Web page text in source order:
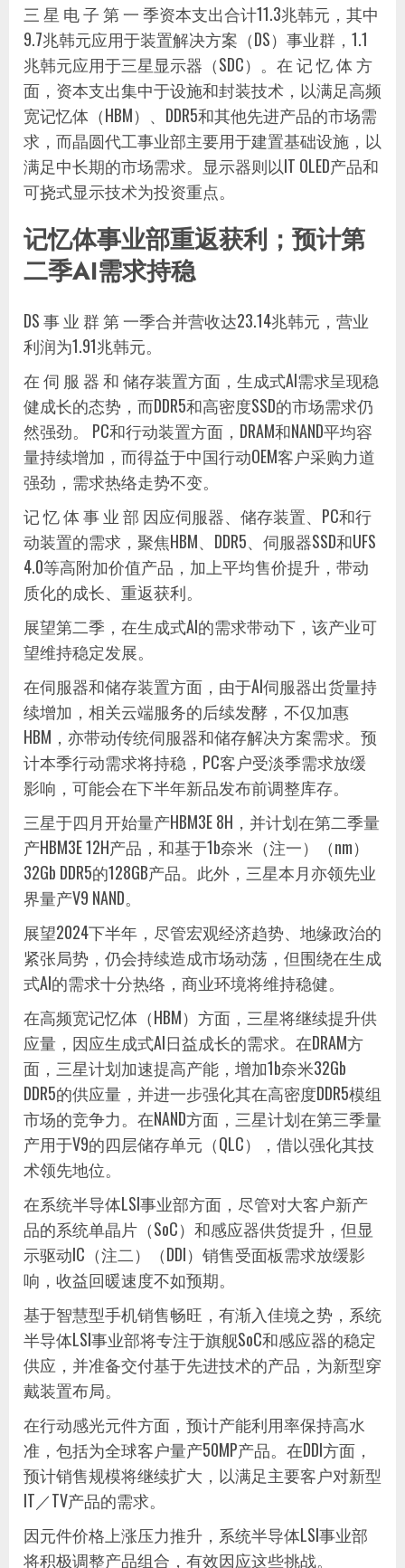
三 星 电 子 第 一 季资本支出合计11.3兆韩元，其中
9.7兆韩元应用于装置解决方案（DS）事业群，1.1
兆韩元应用于三星显示器（SDC）。在 记 忆 体 方
面，资本支出集中于设施和封装技术，以满足高频
宽记忆体（HBM）、DDR5和其他先进产品的市场需
求，而晶圆代工事业部主要用于建置基础设施，以
满足中长期的市场需求。显示器则以IT OLED产品和
可挠式显示技术为投资重点。
记忆体事业部重返获利；预计第
二季AI需求持稳
DS 事 业 群 第 一季合并营收达23.14兆韩元，营业
利润为1.91兆韩元。
在 伺 服 器 和 储存装置方面，生成式AI需求呈现稳
健成长的态势，而DDR5和高密度SSD的市场需求仍
然强劲。 PC和行动装置方面，DRAM和NAND平均容
量持续增加，而得益于中国行动OEM客户采购力道
强劲，需求热络走势不变。
记 忆 体 事 业 部 因应伺服器、储存装置、PC和行
动装置的需求，聚焦HBM、DDR5、伺服器SSD和UFS
4.0等高附加价值产品，加上平均售价提升，带动
质化的成长、重返获利。
展望第二季，在生成式AI的需求带动下，该产业可
望维持稳定发展。
在伺服器和储存装置方面，由于AI伺服器出货量持
续增加，相关云端服务的后续发酵，不仅加惠
HBM，亦带动传统伺服器和储存解决方案需求。预
计本季行动需求将持稳，PC客户受淡季需求放缓
影响，可能会在下半年新品发布前调整库存。
三星于四月开始量产HBM3E 8H，并计划在第二季量
产HBM3E 12H产品，和基于1b奈米（注一）（nm）
32Gb DDR5的128GB产品。此外，三星本月亦领先业
界量产V9 NAND。
展望2024下半年，尽管宏观经济趋势、地缘政治的
紧张局势，仍会持续造成市场动荡，但围绕在生成
式AI的需求十分热络，商业环境将维持稳健。
在高频宽记忆体（HBM）方面，三星将继续提升供
应量，因应生成式AI日益成长的需求。在DRAM方
面，三星计划加速提高产能，增加1b奈米32Gb
DDR5的供应量，并进一步强化其在高密度DDR5模组
市场的竞争力。在NAND方面，三星计划在第三季量
产用于V9的四层储存单元（QLC），借以强化其技
术领先地位。
在系统半导体LSI事业部方面，尽管对大客户新产
品的系统单晶片（SoC）和感应器供货提升，但显
示驱动IC（注二）（DDI）销售受面板需求放缓影
响，收益回暖速度不如预期。
基于智慧型手机销售畅旺，有渐入佳境之势，系统
半导体LSI事业部将专注于旗舰SoC和感应器的稳定
供应，并准备交付基于先进技术的产品，为新型穿
戴装置布局。
在行动感光元件方面，预计产能利用率保持高水
准，包括为全球客户量产50MP产品。在DDI方面，
预计销售规模将继续扩大，以满足主要客户对新型
IT／TV产品的需求。
因元件价格上涨压力推升，系统半导体LSI事业部
将积极调整产品组合，有效因应这些挑战。